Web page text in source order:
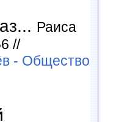
Раиса
//
- Общество